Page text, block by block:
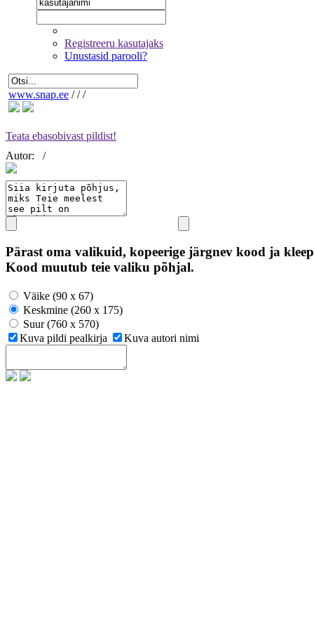
Registreeru kasutajaks
Unustasid parooli?
www.snap.ee / / /
Teata ebasobivast pildist!
Autor:
/
Pärast oma valikuid, kopeerige järgnev kood ja
Kood muutub teie valiku põhjal.
Väike (90 x 67)
Keskmine (260 x 175)
Suur (760 x 570)
Kuva pildi pealkirja
Kuva autori nimi